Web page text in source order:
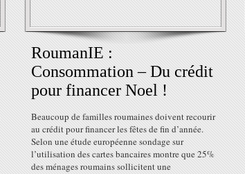
RoumanIE :
Consommation – Du crédit
pour financer Noel !
Beaucoup de familles roumaines doivent recourir
au crédit pour financer les fêtes de fin d’année.
Selon une étude européenne sondage sur
l’utilisation des cartes bancaires montre que 25%
des ménages roumains sollicitent une